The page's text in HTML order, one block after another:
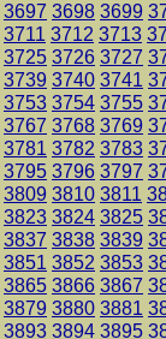
3697 3698 3699
3711 3712 3713
3725 3726 3727
3739 3740 3741
3753 3754 3755
3767 3768 3769
3781 3782 3783
3795 3796 3797
3809 3810 3811
3823 3824 3825
3837 3838 3839
3851 3852 3853
3865 3866 3867
3879 3880 3881
3893 3894 3895